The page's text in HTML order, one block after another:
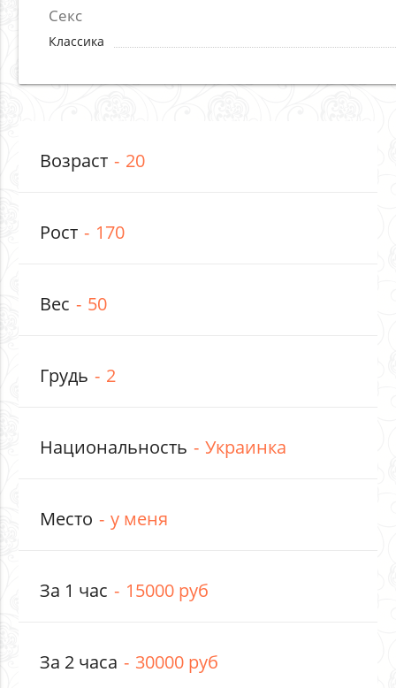
Секс
Классика
Возраст 20
Рост 170
Вес 50
Грудь 2
Национальность Украинка
Место у меня
За 1 час 15000 руб
За 2 часа 30000 руб